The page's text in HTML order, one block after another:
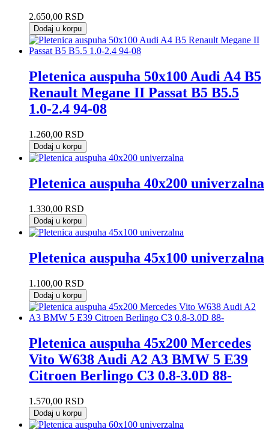
2.650,00 RSD
Dodaj u korpu
Pletenica auspuha 50x100 Audi A4 B5
Renault Megane II Passat B5 B5.5
1.0-2.4 94-08
1.260,00 RSD
Dodaj u korpu
Pletenica auspuha 40x200 univerzalna
1.330,00 RSD
Dodaj u korpu
Pletenica auspuha 45x100 univerzalna
1.100,00 RSD
Dodaj u korpu
Pletenica auspuha 45x200 Mercedes
Vito W638 Audi A2 A3 BMW 5 E39
Citroen Berlingo C3 0.8-3.0D 88-
1.570,00 RSD
Dodaj u korpu